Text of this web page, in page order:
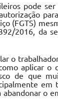
pode ser
(FGTS)
2016, da
o
aplicar o
de que
em
abandonar o